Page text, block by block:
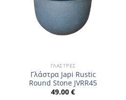
ΓΛΆΣΤΡΕΣ
Γλάστρα Japi Rustic
Round Stone JVRR45
49.00€